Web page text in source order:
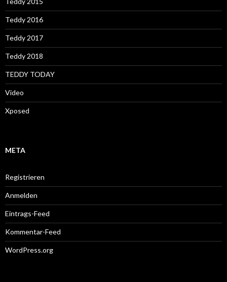
Teddy 2016
Teddy 2017
Teddy 2018
TEDDY TODAY
Video
Xposed
META
Registrieren
Anmelden
Eintrags-Feed
Kommentar-Feed
WordPress.org